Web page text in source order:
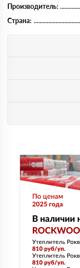
Производитель:
Страна: